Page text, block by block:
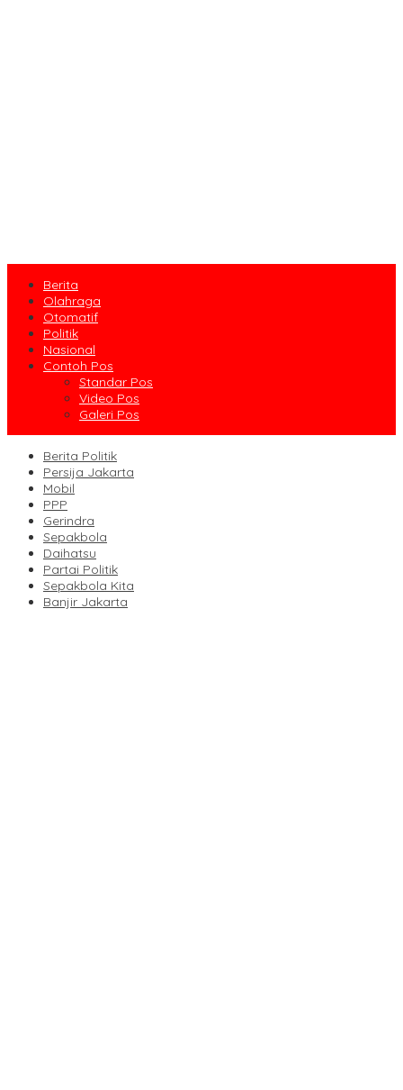
Berita
Olahraga
Otomatif
Politik
Nasional
Contoh Pos
Standar Pos
Video Pos
Galeri Pos
Berita Politik
Persija Jakarta
Mobil
PPP
Gerindra
Sepakbola
Daihatsu
Partai Politik
Sepakbola Kita
Banjir Jakarta